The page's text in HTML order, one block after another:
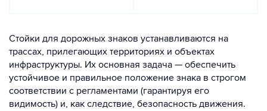
Стойки для дорожных знаков устанавливаются на
трассах, прилегающих территориях и объектах
инфраструктуры. Их основная задача — обеспечить
устойчивое и правильное положение знака в строгом
соответствии с регламентами (гарантируя его
видимость) и, как следствие, безопасность движения.